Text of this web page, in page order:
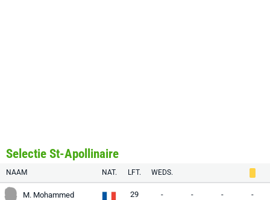
Selectie St-Apollinaire
NAAM NAT. LFT. WEDS.
M. Mohammed 29 - - - -